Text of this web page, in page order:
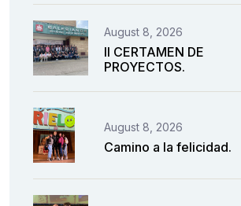
August 8, 2026
II CERTAMEN DE
PROYECTOS.
August 8, 2026
Camino a la felicidad.